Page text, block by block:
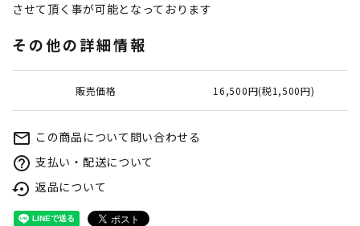
させて頂く事が可能となっております
その他の詳細情報
販売価格 16,500円(税1,500円)
mail_outline この商品について問い合わせる
help_outline 支払い・配送について
settings_backup_restore 返品について